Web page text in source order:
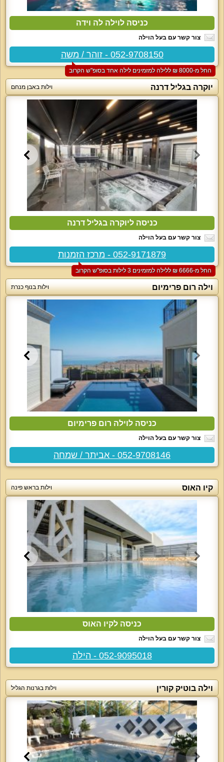
כניסה לוילה לה וידה
צור קשר עם בעל הוילה
052-9708150 - זוהר / משה
החל מ-‏8000 ₪ ללילה למזמינים לילה אחד בסופ"ש הקרוב
יוקרה בגליל דרנה וילות באבן מנחם
כניסה ליוקרה בגליל דרנה
צור קשר עם בעל הוילה
052-9171879 - מרכז הזמנות
החל מ-‏6666 ₪ ללילה למזמינים 3 לילות בסופ"ש הקרוב
וילה רום פרימיום וילות בנוף כנרת
כניסה לוילה רום פרימיום
צור קשר עם בעל הוילה
052-9708146 - אביתר / שמחה
קיו האוס וילות בראש פינה
כניסה לקיו האוס
צור קשר עם בעל הוילה
052-9095018 - הילה
וילה בוטיק קורין וילות בגרנות הגליל